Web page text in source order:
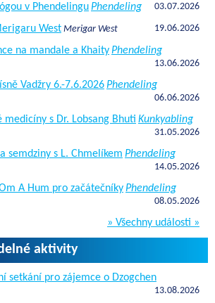
v PhendelinguPhendeling 03.07.2026
West Merigar West 19.06.2026
na mandale a KhaityPhendeling
13.06.2026
Vadžry 6.-7.6.2026Phendeling
06.06.2026
medicíny s Dr. Lobsang Bhuti Kunkyabling
31.05.2026
semdziny s L. Chmelíkem Phendeling
14.05.2026
A Hum pro začátečníkyPhendeling
08.05.2026
» Všechny události »
aktivity
setkání pro zájemce o Dzogchen
13.08.2026